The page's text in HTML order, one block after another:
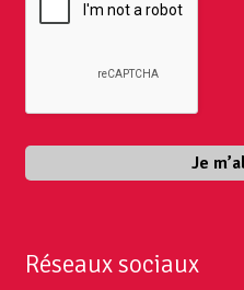
Réseaux sociaux